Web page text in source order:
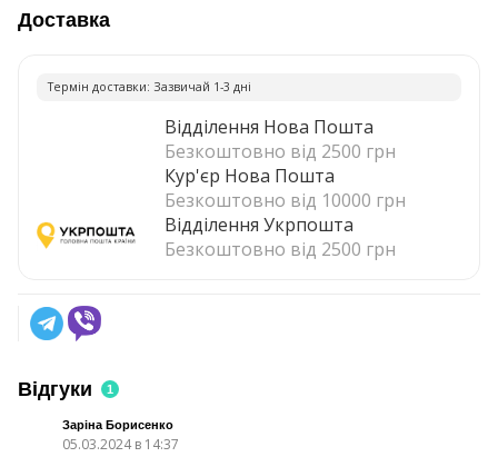
Доставка
Термiн доставки: Зазвичай 1-3 днi
Відділення Нова Пошта
Безкоштовно від 2500 грн
Кур'єр Нова Пошта
Безкоштовно від 10000 грн
Відділення Укрпошта
Безкоштовно від 2500 грн
Відгуки 1
Заріна Борисенко
05.03.2024 в 14:37